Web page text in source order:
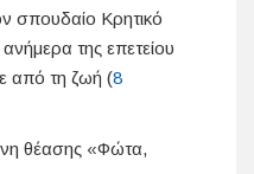
σπουδαίο Κρητικό
της επετείου
από τη ζωή (8
θέασης «Φώτα,